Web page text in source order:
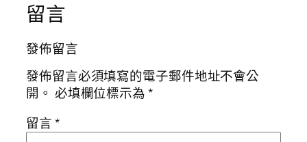
留言
發佈留言
發佈留言必須填寫的電子郵件地址不會公
開。 必填欄位標示為*
留言*